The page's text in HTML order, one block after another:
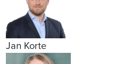
Jan Korte